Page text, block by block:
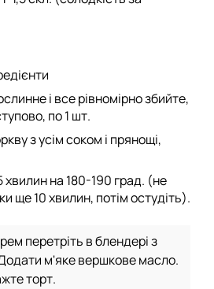
і все рівномірно збийте,
по 1 шт.
з усім соком і прянощі,
хвилин на 180-190 град. (не
ще 10 хвилин, потім остудіть).
перетріть в блендері з
м'яке вершкове масло.
торт.